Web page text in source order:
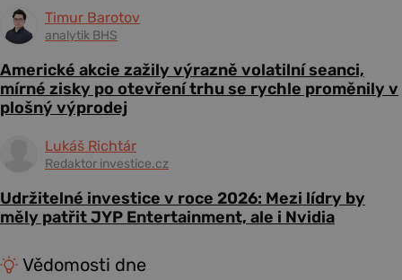
Timur Barotov
analytik BHS
Americké akcie zažily výrazně volatilní seanci,
mírné zisky po otevření trhu se rychle proměnily v
plošný výprodej
Lukáš Richtár
Redaktor investice.cz
Udržitelné investice v roce 2026: Mezi lídry by
měly patřit JYP Entertainment, ale i Nvidia
Vědomosti dne